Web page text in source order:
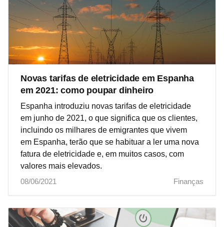
Novas tarifas de eletricidade em Espanha
em 2021: como poupar dinheiro
Espanha introduziu novas tarifas de eletricidade
em junho de 2021, o que significa que os clientes,
incluindo os milhares de emigrantes que vivem
em Espanha, terão que se habituar a ler uma nova
fatura de eletricidade e, em muitos casos, com
valores mais elevados.
08/06/2021
Finanças